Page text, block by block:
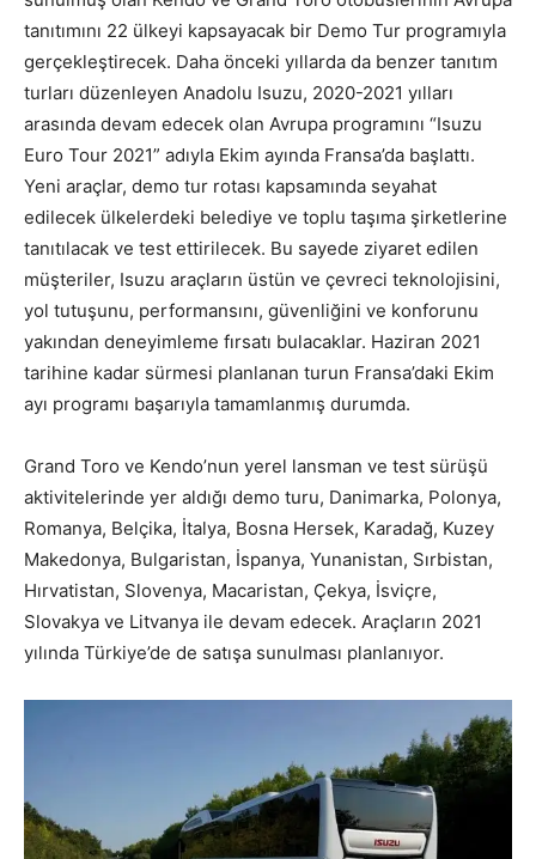
tanıtımını 22 ülkeyi kapsayacak bir Demo Tur programıyla
gerçekleştirecek. Daha önceki yıllarda da benzer tanıtım
turları düzenleyen Anadolu Isuzu, 2020-2021 yılları
arasında devam edecek olan Avrupa programını “Isuzu
Euro Tour 2021” adıyla Ekim ayında Fransa’da başlattı.
Yeni araçlar, demo tur rotası kapsamında seyahat
edilecek ülkelerdeki belediye ve toplu taşıma şirketlerine
tanıtılacak ve test ettirilecek. Bu sayede ziyaret edilen
müşteriler, Isuzu araçların üstün ve çevreci teknolojisini,
yol tutuşunu, performansını, güvenliğini ve konforunu
yakından deneyimleme fırsatı bulacaklar. Haziran 2021
tarihine kadar sürmesi planlanan turun Fransa’daki Ekim
ayı programı başarıyla tamamlanmış durumda.
Grand Toro ve Kendo’nun yerel lansman ve test sürüşü
aktivitelerinde yer aldığı demo turu, Danimarka, Polonya,
Romanya, Belçika, İtalya, Bosna Hersek, Karadağ, Kuzey
Makedonya, Bulgaristan, İspanya, Yunanistan, Sırbistan,
Hırvatistan, Slovenya, Macaristan, Çekya, İsviçre,
Slovakya ve Litvanya ile devam edecek. Araçların 2021
yılında Türkiye’de de satışa sunulması planlanıyor.